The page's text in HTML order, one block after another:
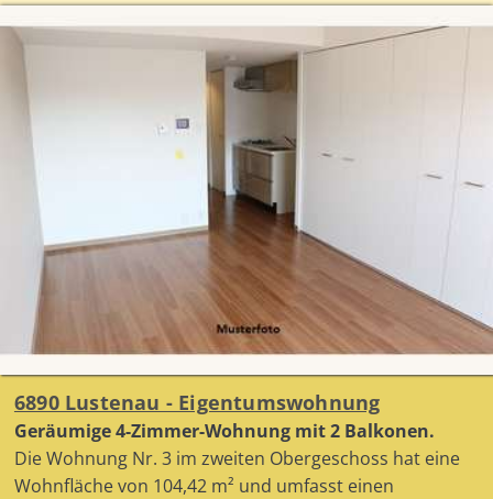
6890 Lustenau - Eigentumswohnung
Geräumige 4-Zimmer-Wohnung mit 2 Balkonen.
Die Wohnung Nr. 3 im zweiten Obergeschoss hat eine
Wohnfläche von 104,42 m² und umfasst einen